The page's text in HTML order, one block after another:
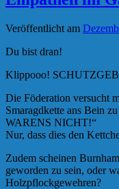
Veröffentlicht am
Du bist dran!
Klippooo!
Die Föderation versucht
Smaragdkette ans Bein
WARENS NICHT!“
Nur, dass dies den
Zudem scheinen
geworden zu sein, oder
Holzpflockgewehren?